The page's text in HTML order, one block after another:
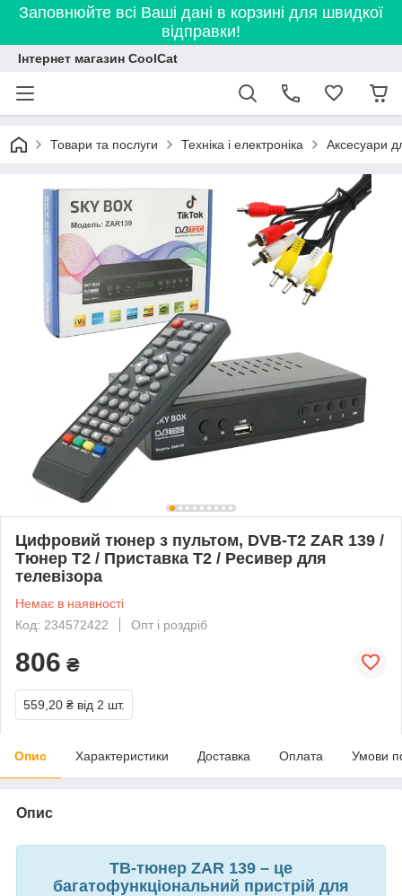
Заповнюйте всі Ваші дані в корзині для швидкої
відправки!
Інтернет магазин CoolCat
Товари та послуги Техніка і електроніка Аксесуари
Цифровий тюнер з пультом, DVB-T2 ZAR 139 /
Тюнер Т2 / Приставка T2 / Ресивер для
телевізора
Немає в наявності
Код: 234572422
Опт і роздріб
806 ₴
559,20 ₴ від 2 шт.
Опис Характеристики Доставка Оплата Умови
Опис
ТВ-тюнер ZAR 139 – це
багатофункціональний пристрій для